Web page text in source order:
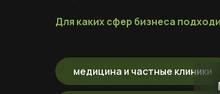
Для каких сфер бизнеса
медицина и частные клиники